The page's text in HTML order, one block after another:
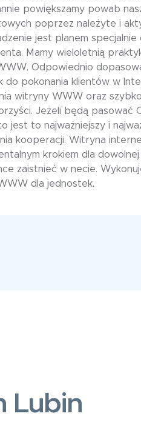
powiększamy powab
poprzez należyte i
jest planem specjalnie
Mamy wieloletnią
Odpowiednio
do pokonania klientów w
witryny WWW oraz
Jeżeli będą pasować
jest to najważniejszy i
kooperacji. Witryna
krokiem dla
zaistnieć w necie.
dla jednostek.
Lubin